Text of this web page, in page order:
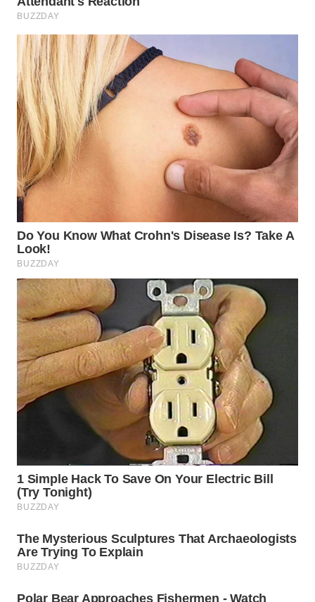
SERDANG
WN
TEBING
TINGGI
WN
PAKPAK
WN
KARAWANG
BEKASI
WN
BOGOR
WN
DEPOK
WN
TAPANULI
UTARA
WN
PADANG
WN
SUMEDANG